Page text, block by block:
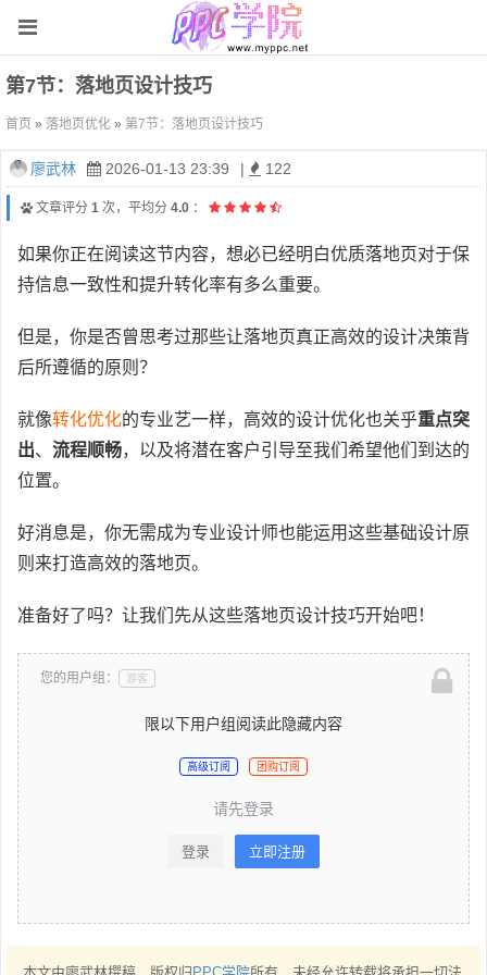
第7节：落地页设计技巧
首页 » 落地页优化 » 第7节：落地页设计技巧
廖武林 2026-01-13 23:39 | 122
文章评分 1 次，平均分 4.0 ：
如果你正在阅读这节内容，想必已经明白优质落地页对于保
持信息一致性和提升转化率有多么重要。
但是，你是否曾思考过那些让落地页真正高效的设计决策背
后所遵循的原则？
就像转化优化的专业艺一样，高效的设计优化也关乎重点突
出、 流程顺畅，以及将潜在客户引导至我们希望他们到达的
位置。
好消息是，你无需成为专业设计师也能运用这些基础设计原
则来打造高效的落地页。
准备好了吗？让我们先从这些落地页设计技巧开始吧！
您的用户组： 游客
限以下用户组阅读此隐藏内容
高级订阅 团购订阅
请先登录
登录 立即注册